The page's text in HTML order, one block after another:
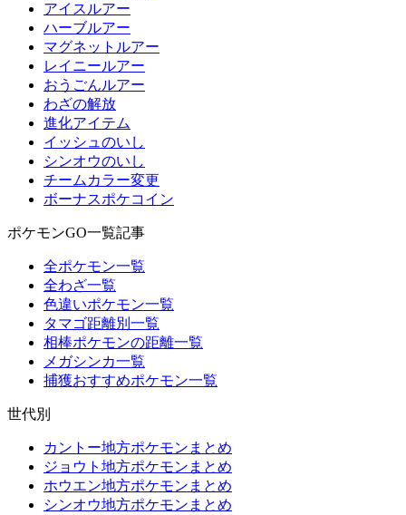
アイスルアー
ハーブルアー
マグネットルアー
レイニールアー
おうごんルアー
わざの解放
進化アイテム
イッシュのいし
シンオウのいし
チームカラー変更
ボーナスポケコイン
ポケモンGO一覧記事
全ポケモン一覧
全わざ一覧
色違いポケモン一覧
タマゴ距離別一覧
相棒ポケモンの距離一覧
メガシンカ一覧
捕獲おすすめポケモン一覧
世代別
カントー地方ポケモンまとめ
ジョウト地方ポケモンまとめ
ホウエン地方ポケモンまとめ
シンオウ地方ポケモンまとめ